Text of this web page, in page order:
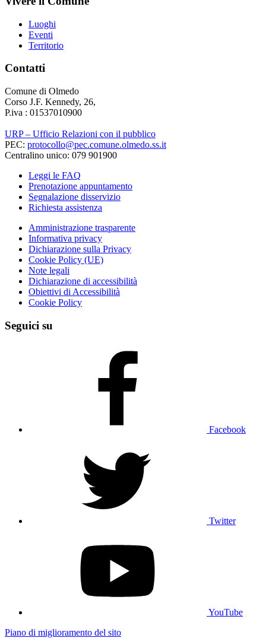
Luoghi
Eventi
Territorio
Contatti
Comune di Olmedo
Corso J.F. Kennedy, 26,
P.iva : 01537010900
URP – Ufficio Relazioni con il pubblico
PEC: protocollo@pec.comune.olmedo.ss.it
Centralino unico: 079 901900
Leggi le FAQ
Prenotazione appuntamento
Segnalazione disservizio
Richiesta assistenza
Amministrazione trasparente
Informativa privacy
Dichiarazione sulla Privacy
Cookie Policy (UE)
Note legali
Dichiarazione di accessibilità
Obiettivi di Accessibilità
Cookie Policy
Seguici su
Facebook
Twitter
YouTube
Piano di miglioramento del sito